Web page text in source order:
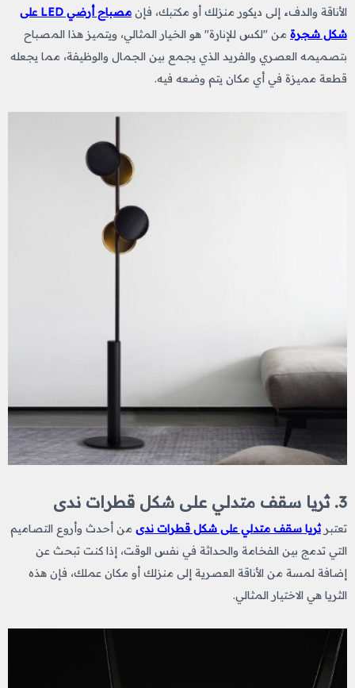
الأناقة والدفء إلى ديكور منزلك أو مكتبك، فإن
مصباح أرضي LED على
شكل شجرة من "لكس للإنارة" هو الخيار المثالي، ويتميز هذا المصباح
بتصميمه العصري والفريد الذي يجمع بين الجمال والوظيفة، مما يجعله
قطعة مميزة في أي مكان يتم وضعه فيه.
3. ثريا سقف متدلي على شكل قطرات ندى
تعتبرثريا سقف متدلي على شكل قطرات ندى من أحدث وأروع التصاميم
التي تدمج بين الفخامة والحداثة في نفس الوقت، إذا كنت تبحث عن
إضافة لمسة من الأناقة العصرية إلى منزلك أو مكان عملك، فإن هذه
الثريا هي الاختيار المثالي.